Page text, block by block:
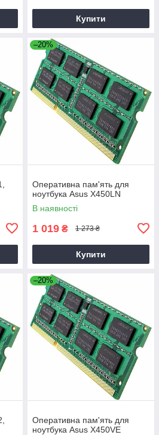
Купити
–20%
Оперативна пам'ять для
ноутбука Asus X450LN
В наявності
1 019 ₴ 1 273 ₴
Купити
–20%
Оперативна пам'ять для
ноутбука Asus X450VE